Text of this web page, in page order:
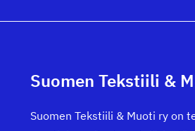
Suomen Tekstiili &
Suomen Tekstiili & Muoti ry on